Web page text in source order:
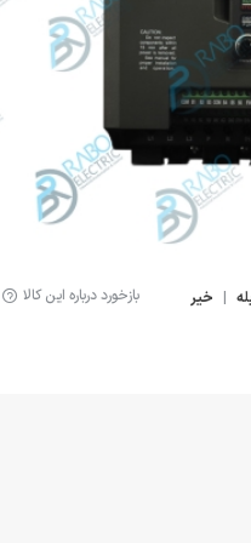
سنسور
| خیر بازخورد درباره این کالا